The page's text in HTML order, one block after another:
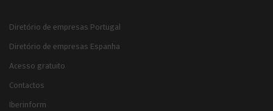
Diretório de empresas Portugal
Diretório de empresas Espanha
Acesso gratuito
Contactos
Iberinform